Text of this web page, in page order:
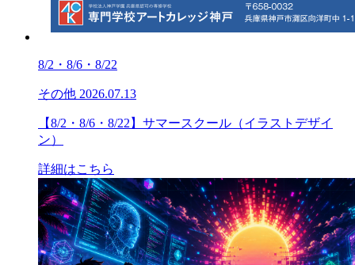
8/2・8/6・8/22
その他 2026.07.13
【8/2・8/6・8/22】サマースクール（イラストデザイ
ン）
詳細はこちら